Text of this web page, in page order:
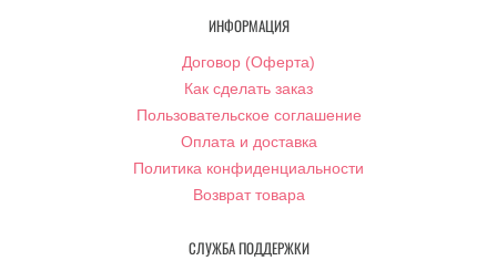
ИНФОРМАЦИЯ
Договор (Оферта)
Как сделать заказ
Пользовательское соглашение
Оплата и доставка
Политика конфиденциальности
Возврат товара
СЛУЖБА ПОДДЕРЖКИ